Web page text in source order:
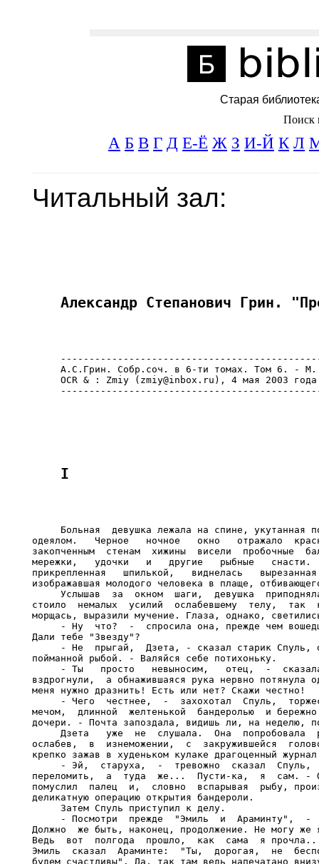
Старая
Поиск
А Б В Г Д Е-Ё Ж З И-Й К Л
Читальный зал:
А.С.Грин. Собр.соч. в 6-ти томах. Том 6. -
     OCR & : Zmiy (zmiy@inbox.ru), 4 мая 2003 года
Больная  девушка лежала на спине, укутанная
одеялом.   Черное   ночное   окно   отражало
закопченным  стенам  хижины  висели  пробочные
мережки,   удочки   и   другие   рыбные   снасти.
прикрепленная   шпилькой,   виднелась
изображавшая молодого человека в плаще,
Услышав  за  окном  шаги,  девушка
стоило  немалых  усилий  ослабевшему  телу,  так
морщась, выразили мучение. Глаза, однако,
- Ну  что?  -  спросила она, прежде чем
Дали тебе "Звезду"?
- Не  прыгай,  Дзета, - сказал старик Спуль,
пойманной рыбой. - Валяйся себе потихоньку.
- Ты   просто   невыносим,   отец,  -
вздрогнули,  а обнажившаяся рука нервно потянула
меня нужно дразнить! Есть или нет? Скажи честно!
- Чего  честнее,  -  захохотал  Спуль,
мечом,  длинной  желтенькой  бандеролью  и
дочери. - Почта запоздала, видишь ли, на неделю,
Дзета   уже  не  слушала.  Она  попробовала
ослабев,  в  изнеможении,  с  закружившейся
крепко зажав в худеньком кулаке драгоценный
- Эй,  старуха,  -  тревожно  сказал  Спуль,
переломить,  а  туда  же...  Пусти-ка,  я  сам. -
помуслил  палец  и,  словно  вспарывая  рыбу,
деликатную операцию открытия бандероли.
     Затем Спуль приступил к делу.
- Посмотри  прежде  "Эмиль  и  Араминту",  -
Должно  же быть, наконец, продолжение. Не могу же
Ведь  вот  полгода  прошло,  как  сама  я
Эмиль  сказал  Араминте:  "Ты,  дорогая,  не
будем счастливы". Да, так там ведь напечатано